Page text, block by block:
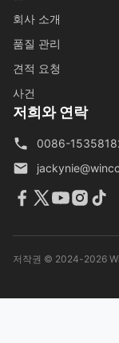
회사 소개
품질 관리
견적 요청
사건
저희와 연락
0086-
저작권 © 2024-2026